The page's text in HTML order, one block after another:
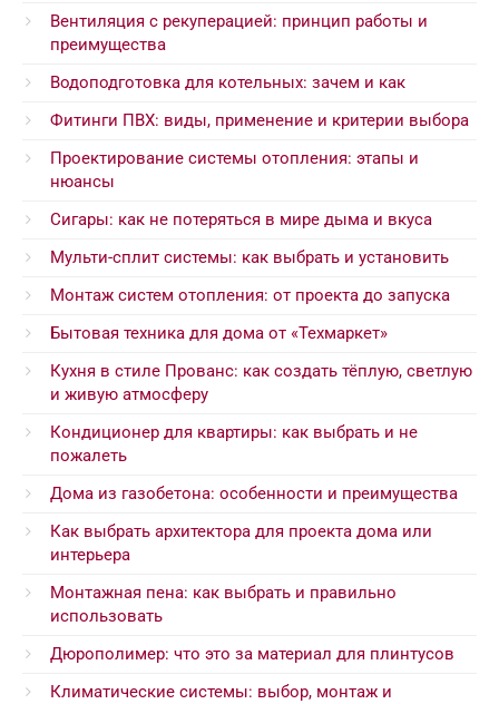
Вентиляция с рекуперацией: принцип работы и
преимущества
Водоподготовка для котельных: зачем и как
Фитинги ПВХ: виды, применение и критерии выбора
Проектирование системы отопления: этапы и
нюансы
Сигары: как не потеряться в мире дыма и вкуса
Мульти-сплит системы: как выбрать и установить
Монтаж систем отопления: от проекта до запуска
Бытовая техника для дома от «Техмаркет»
Кухня в стиле Прованс: как создать тёплую, светлую
и живую атмосферу
Кондиционер для квартиры: как выбрать и не
пожалеть
Дома из газобетона: особенности и преимущества
Как выбрать архитектора для проекта дома или
интерьера
Монтажная пена: как выбрать и правильно
использовать
Дюрополимер: что это за материал для плинтусов
Климатические системы: выбор, монтаж и